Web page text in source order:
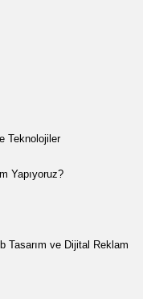
Teknolojiler
Yapıyoruz?
Tasarım ve Dijital Reklam